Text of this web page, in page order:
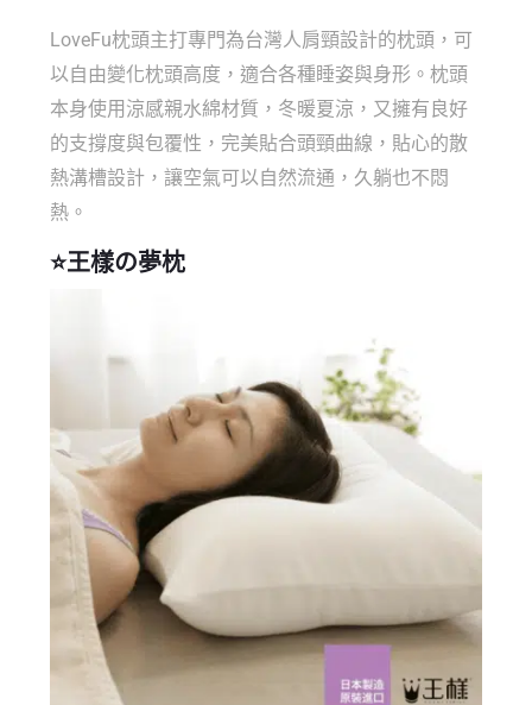
LoveFu枕頭主打專門為台灣人肩頸設計的枕頭，可
以自由變化枕頭高度，適合各種睡姿與身形。枕頭
本身使用涼感親水綿材質，冬暖夏涼，又擁有良好
的支撐度與包覆性，完美貼合頭頸曲線，貼心的散
熱溝槽設計，讓空氣可以自然流通，久躺也不悶
熱。
⭐王樣の夢枕